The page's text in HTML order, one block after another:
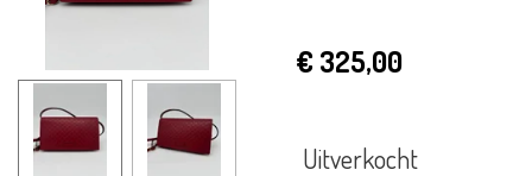
€ 325,00
Uitverkocht